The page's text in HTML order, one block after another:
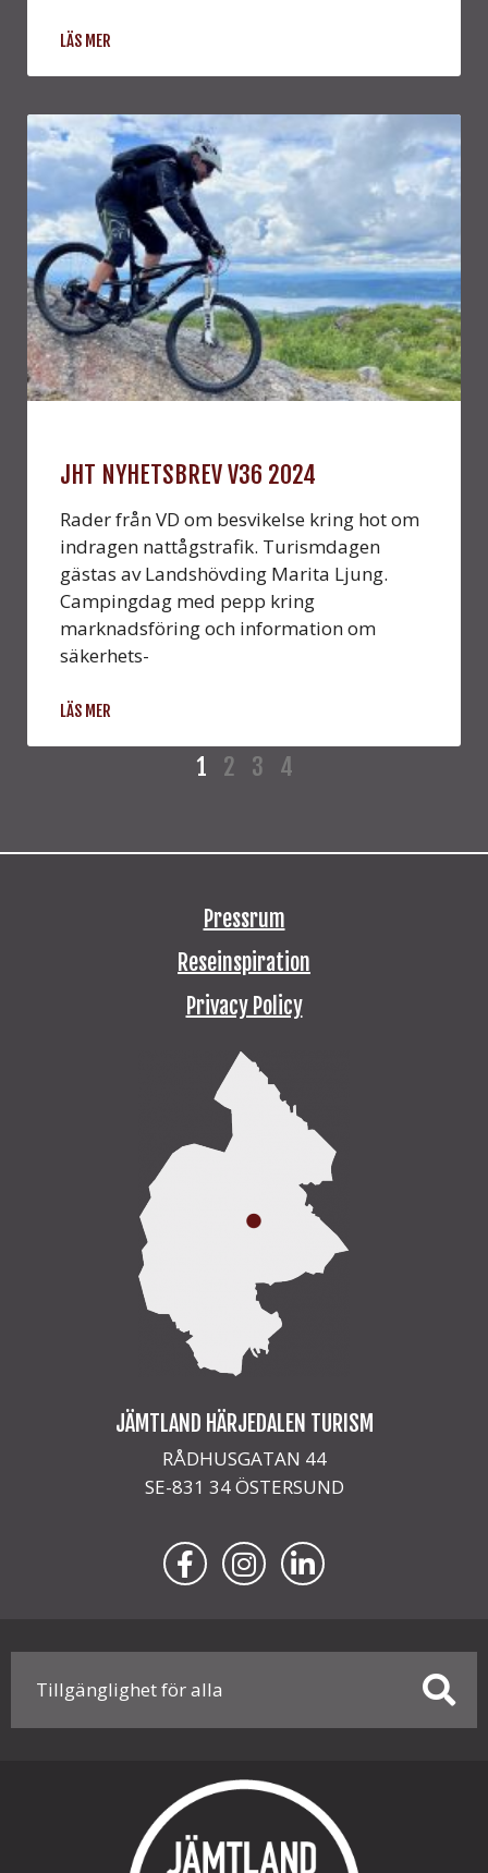
LÄS MER
JHT NYHETSBREV V36 2024
Rader från VD om besvikelse kring hot om
indragen nattågstrafik. Turismdagen
gästas av Landshövding Marita Ljung.
Campingdag med pepp kring
marknadsföring och information om
säkerhets-
LÄS MER
1 2 3 4
Pressrum
Reseinspiration
Privacy Policy
JÄMTLAND HÄRJEDALEN TURISM
RÅDHUSGATAN 44
SE-831 34 ÖSTERSUND